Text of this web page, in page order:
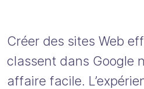
Créer des sites Web
classent dans Google
affaire facile.